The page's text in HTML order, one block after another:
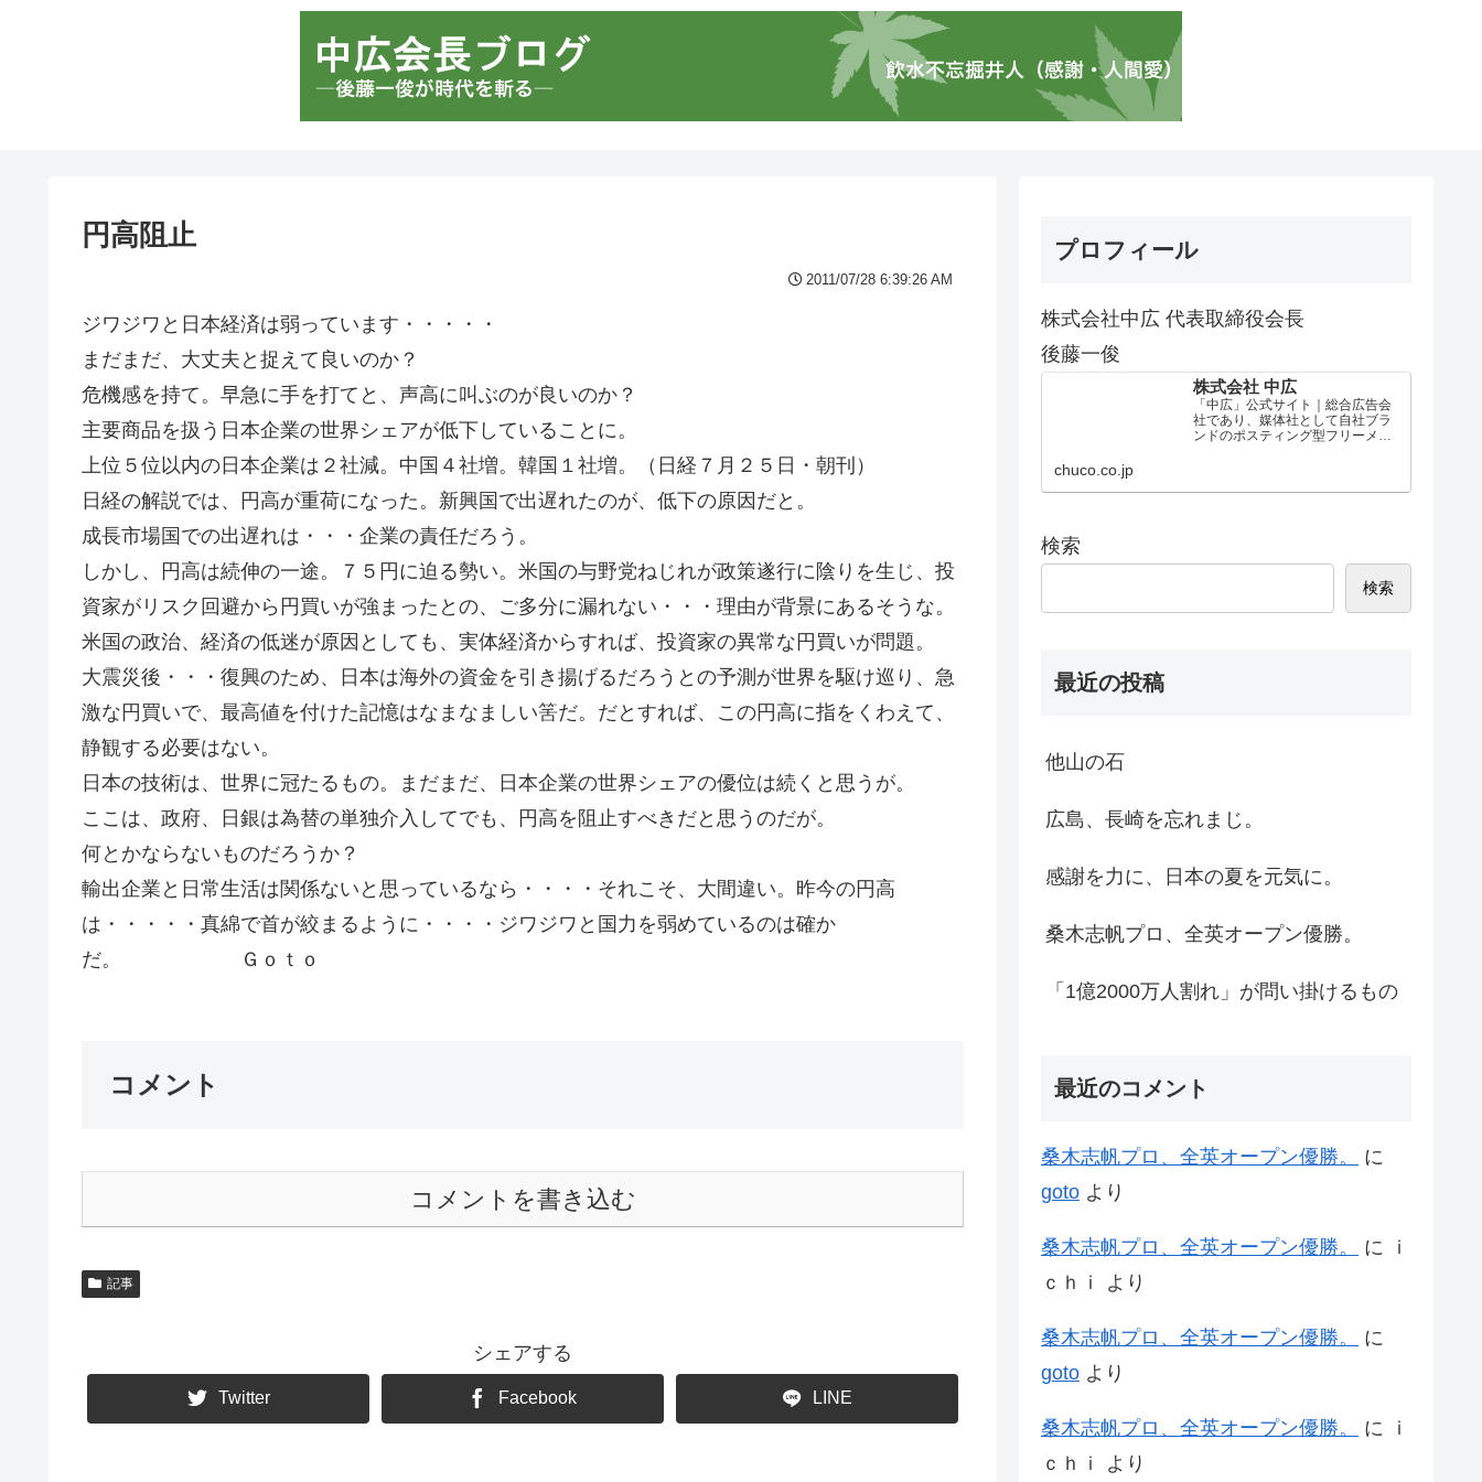
円高阻止
2011/07/28 6:39:26 AM
ジワジワと日本経済は弱っています・・・・・
まだまだ、大丈夫と捉えて良いのか？
危機感を持て。早急に手を打てと、声高に叫ぶのが良いのか？
主要商品を扱う日本企業の世界シェアが低下していることに。
上位５位以内の日本企業は２社減。中国４社増。韓国１社増。（日経７月２５日・朝刊）
日経の解説では、円高が重荷になった。新興国で出遅れたのが、低下の原因だと。
成長市場国での出遅れは・・・企業の責任だろう。
しかし、円高は続伸の一途。７５円に迫る勢い。米国の与野党ねじれが政策遂行に陰りを生じ、投
資家がリスク回避から円買いが強まったとの、ご多分に漏れない・・・理由が背景にあるそうな。
米国の政治、経済の低迷が原因としても、実体経済からすれば、投資家の異常な円買いが問題。
大震災後・・・復興のため、日本は海外の資金を引き揚げるだろうとの予測が世界を駆け巡り、急
激な円買いで、最高値を付けた記憶はなまなましい筈だ。だとすれば、この円高に指をくわえて、
静観する必要はない。
日本の技術は、世界に冠たるもの。まだまだ、日本企業の世界シェアの優位は続くと思うが。
ここは、政府、日銀は為替の単独介入してでも、円高を阻止すべきだと思うのだが。
何とかならないものだろうか？
輸出企業と日常生活は関係ないと思っているなら・・・・それこそ、大間違い。昨今の円高
は・・・・・真綿で首が絞まるように・・・・ジワジワと国力を弱めているのは確か
だ。 Ｇｏｔｏ
コメント
コメントを書き込む
記事
シェアする
Twitter Facebook LINE
プロフィール
株式会社中広 代表取締役会長
後藤一俊
株式会社 中広
「中広」公式サイト｜総合広告会
社であり、媒体社として自社ブラ
ンドのポスティング型フリーメデ
chuco.co.jp
検索
検索
最近の投稿
他山の石
広島、長崎を忘れまじ。
感謝を力に、日本の夏を元気に。
桑木志帆プロ、全英オープン優勝。
「1億2000万人割れ」が問い掛けるもの
最近のコメント
桑木志帆プロ、全英オープン優勝。
に
goto より
桑木志帆プロ、全英オープン優勝。 に
ｉ
ｃｈｉ
より
桑木志帆プロ、全英オープン優勝。
に
goto より
桑木志帆プロ、全英オープン優勝。 に
ｉ
ｃｈｉ
より